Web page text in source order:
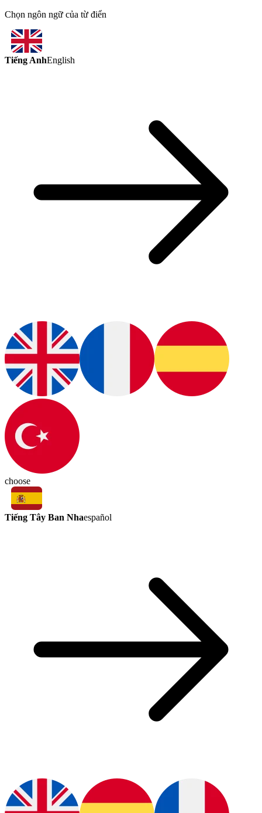
Chọn ngôn ngữ của từ điển
Tiếng AnhEnglish
choose
Tiếng Tây Ban Nhaespañol